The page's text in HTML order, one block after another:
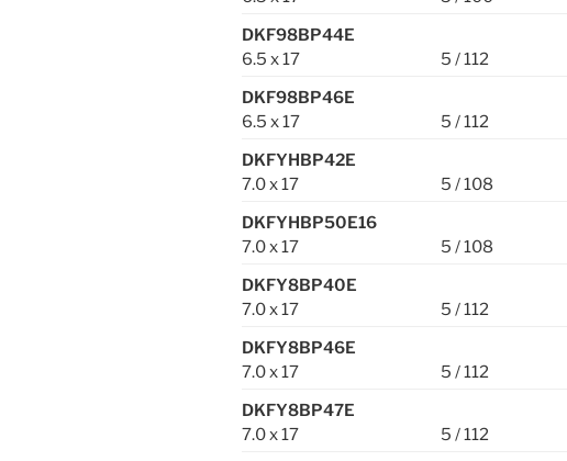
DKF98BP44E
6.5 x 17
5 / 112
DKF98BP46E
6.5 x 17
5 / 112
DKFYHBP42E
7.0 x 17
5 / 108
DKFYHBP50E16
7.0 x 17
5 / 108
DKFY8BP40E
7.0 x 17
5 / 112
DKFY8BP46E
7.0 x 17
5 / 112
DKFY8BP47E
7.0 x 17
5 / 112